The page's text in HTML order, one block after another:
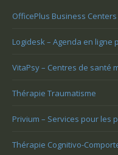
OfficePlus Business Centers
Logidesk – Agenda en ligne
VitaPsy – Centres de santé
Thérapie Traumatisme
Privium – Services pour les
Thérapie Cognitivo-